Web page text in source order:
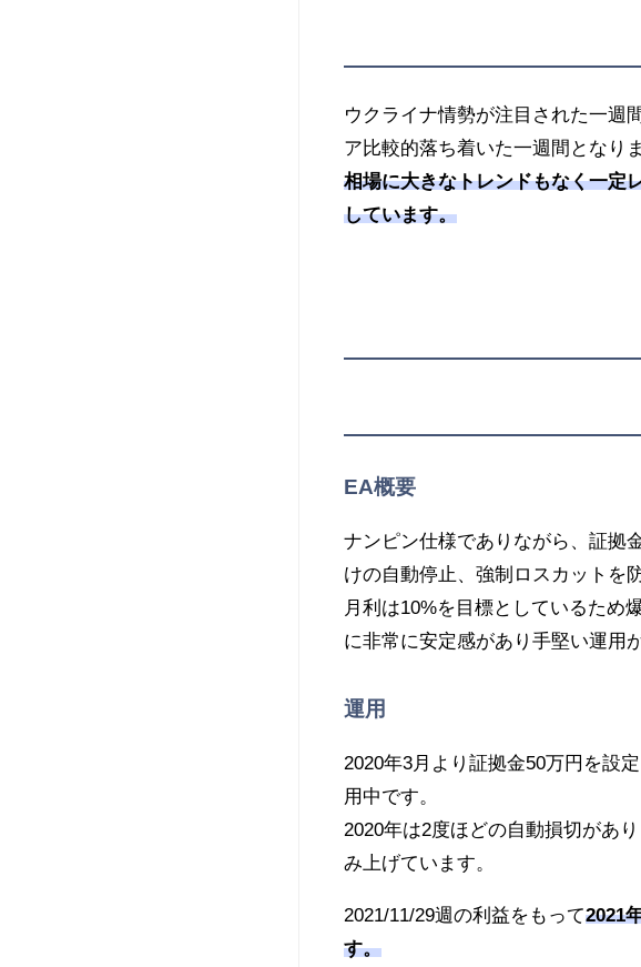
ウクライナ情勢が注目された一週
ア比較的落ち着いた一週間となり
相場に大きなトレンドもなく一定
しています。
EA概要
ナンピン仕様でありながら、証拠
けの自動停止、強制ロスカットを
月利は10%を目標としているため
に非常に安定感があり手堅い運用
運用
2020年3月より証拠金50万円を設
用中です。
2020年は2度ほどの自動損切があ
み上げています。
2021/11/29週の利益をもって2021
す。